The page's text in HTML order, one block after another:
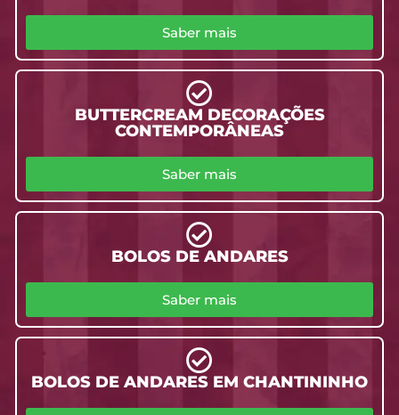
Saber mais
BUTTERCREAM DECORAÇÕES
CONTEMPORÂNEAS
Saber mais
BOLOS DE ANDARES
Saber mais
BOLOS DE ANDARES EM CHANTININHO